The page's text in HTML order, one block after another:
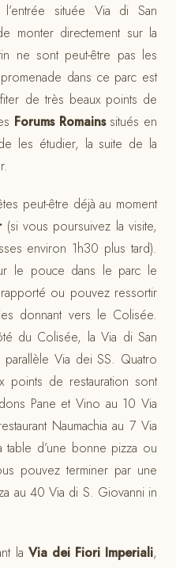
située Via di San
monter directement sur la
ne sont peut-être pas les
dans ce parc est
de très beaux points de
Forums Romainssitués en
les étudier, la suite de la
peut-être déjà au moment
(si vous poursuivez la visite,
environ 1h30 plus tard).
le pouce dans le parc le
ou pouvez ressortir
donnant vers le Colisée.
du Colisée, la Via di San
Via dei SS. Quatro
points de restauration sont
Pane et Vino au 10 Via
Naumachia au 7 Via
d’une bonne pizza ou
pouvez terminer par une
au 40 Via di S. Giovanni in
la Via dei Fiori Imperiali,